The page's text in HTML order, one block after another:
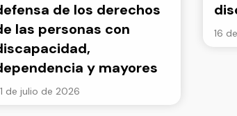
de los derechos
las personas con
y mayores
de julio de 2026
16